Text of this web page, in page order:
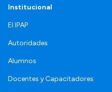
Institucional
El IPAP
Autoridades
Alumnos
Docentes y Capacitadores